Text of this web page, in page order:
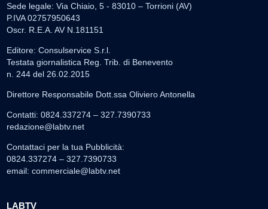
Sede legale: Via Chiaio, 5 - 83010 – Torrioni (AV)
P.IVA 02757950643
Oscr. R.E.A. AV N.181151
Editore: Consulservice S.r.l.
Testata giornalistica Reg. Trib. di Benevento
n. 244 del 26.02.2015
Direttore Responsabile Dott.ssa Oliviero Antonella
Contatti: 0824.337274 – 327.7390733
redazione@labtv.net
Contattaci per la tua Pubblicità:
0824.337274 – 327.7390733
email: commerciale@labtv.net
LABTV